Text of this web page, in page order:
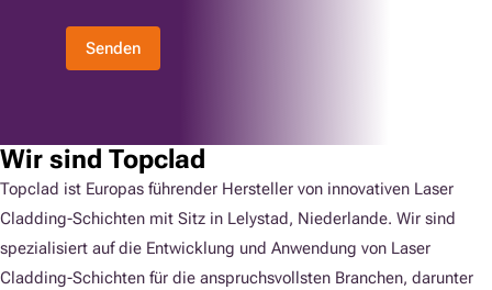
Senden
Wir sind Topclad
Topclad ist Europas führender Hersteller von innovativen Laser
Cladding-Schichten mit Sitz in Lelystad, Niederlande. Wir sind
spezialisiert auf die Entwicklung und Anwendung von Laser
Cladding-Schichten für die anspruchsvollsten Branchen, darunter